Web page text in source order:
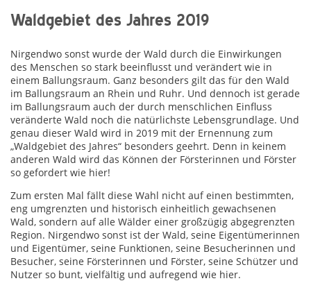
Waldgebiet des Jahres 2019
Nirgendwo sonst wurde der Wald durch die Einwirkungen
des Menschen so stark beeinflusst und verändert wie in
einem Ballungsraum. Ganz besonders gilt das für den Wald
im Ballungsraum an Rhein und Ruhr. Und dennoch ist gerade
im Ballungsraum auch der durch menschlichen Einfluss
veränderte Wald noch die natürlichste Lebensgrundlage. Und
genau dieser Wald wird in 2019 mit der Ernennung zum
„Waldgebiet des Jahres“ besonders geehrt. Denn in keinem
anderen Wald wird das Können der Försterinnen und Förster
so gefordert wie hier!
Zum ersten Mal fällt diese Wahl nicht auf einen bestimmten,
eng umgrenzten und historisch einheitlich gewachsenen
Wald, sondern auf alle Wälder einer großzügig abgegrenzten
Region. Nirgendwo sonst ist der Wald, seine Eigentümerinnen
und Eigentümer, seine Funktionen, seine Besucherinnen und
Besucher, seine Försterinnen und Förster, seine Schützer und
Nutzer so bunt, vielfältig und aufregend wie hier.